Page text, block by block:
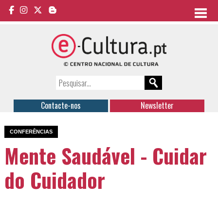
Contacte-nos Newsletter
CONFERÊNCIAS
Mente Saudável - Cuidar
do Cuidador